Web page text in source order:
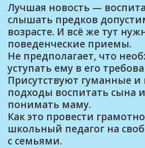
Лучшая новость —
слышать предков
возрасте. И всё же тут
поведенческие приемы.
Не предполагает, что
уступать ему в его
Присутствуют гуманные
подходы воспитать сына
понимать маму.
Как это провести
школьный педагог на
с семьями.